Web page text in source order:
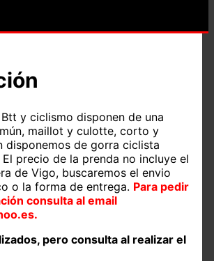
y ciclismo disponen de una
maillot y culotte, corto y
disponemos de gorra ciclista
precio de la prenda no incluye el
de Vigo, buscaremos el envio
o la forma de entrega. Para pedir
consulta al email
pero consulta al realizar el